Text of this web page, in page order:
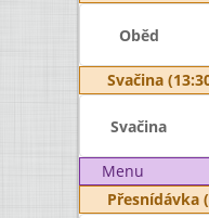
Oběd
Svačina
Svačina
Menu
Přesnídávka